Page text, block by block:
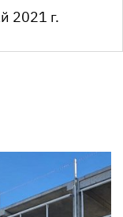
2021 г.